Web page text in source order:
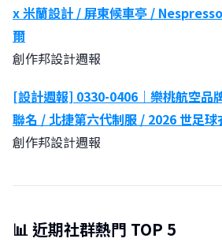
x 米蘭設計 / 屏東候車亭 /
爾
創作邦設計週報
[設計週報] 0330-0406｜樂桃航空品
聯名 / 北捷第六代制服 / 2026 世足
創作邦設計週報
📊 近期社群熱門 TOP 5